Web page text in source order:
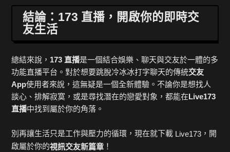
結論：173 直播，開啟你的即時交
友生活
總結來說， 173 直播是一個結合娛樂、聊天與交友於一體的多
功能直播平台。對於想要跳脫冷冰冰打字聊天的傳統交友
App使用者來說，這無疑是一個全新體驗。不論你是想找人
談心、排解寂寞，或是尋找潛在的戀愛對象，都能在Live173
直播中找到屬於你的角落。
別再讓生活只是工作與壓力的循環，現在就下載 Live173 ，開
啟屬於你的視訊交友新篇章 ！